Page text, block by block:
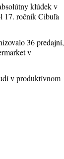
klúdek v
17. ročník Cibuľa
36 predajní,
v
v produktívnom